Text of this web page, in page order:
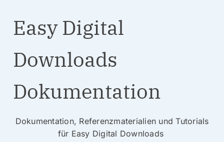
Easy Digital
Downloads
Dokumentation
Dokumentation, Referenzmaterialien und Tutorials
für Easy Digital Downloads